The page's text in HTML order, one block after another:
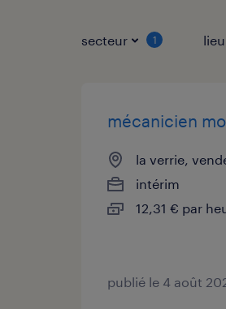
secteur 1 lieu
mécanicien
la verrie,
intérim
12,31 € par
publié le 4 août